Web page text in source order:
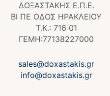
ΔΟΞΑΣΤΑΚΗΣ Ε.Π.Ε.
ΒΙ ΠΕ ΟΔΟΣ ΗΡΑΚΛΕΙΟΥ
Τ.Κ.: 716 01
ΓΕΜΗ:77138227000
sales@doxastakis.gr
info@doxastakis.gr